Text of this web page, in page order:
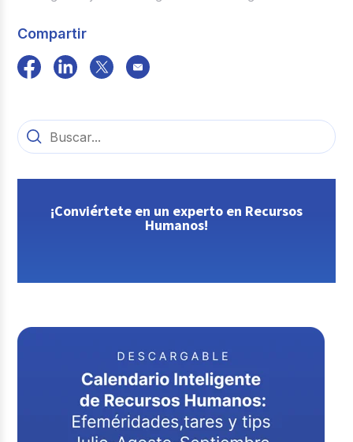
Compartir
¡Conviértete en un experto en Recursos
Humanos!